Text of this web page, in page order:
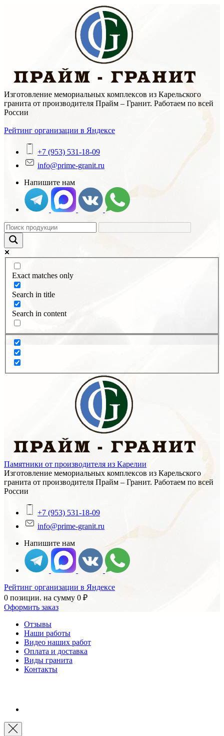
Изготовление мемориальных комплексов из Карельского
гранита от производителя Прайм – Гранит. Работаем по всей
России
Рейтинг организации в Яндексе
+7 (953) 531-18-09
info@prime-granit.ru
Напишите нам
Exact matches only
Search in title
Search in content
Памятники от производителя из Карелии
Изготовление мемориальных комплексов из Карельского
гранита от производителя Прайм – Гранит. Работаем по всей
России
+7 (953) 531-18-09
info@prime-granit.ru
Напишите нам
Рейтинг организации в Яндексе
0 позиции. на сумму 0 ₽
Оформить заказ
Отзывы
Наши работы
Видео наших работ
Оплата и доставка
Виды гранита
Контакты